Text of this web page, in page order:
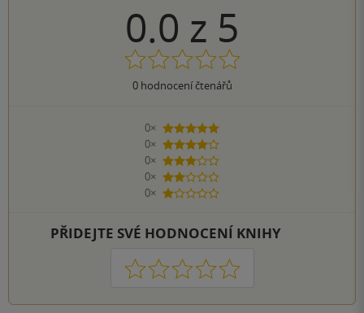
0.0 z 5
0hodnocení čtenářů
0×
5 hvězdiček
0×
4 hvězdičky
0×
3 hvězdičky
0×
2 hvězdičky
0×
1 hvezdička
PŘIDEJTE SVÉ HODNOCENÍ KNIHY
1 2 3 4 5